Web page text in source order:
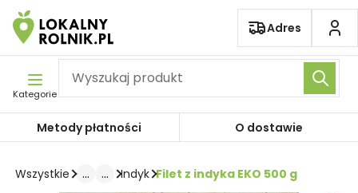
Pomiń nawigację
Adres
Kategorie
Metody płatności O dostawie
Wszystkie ... ... Indyk Filet z indyka EKO 500 g